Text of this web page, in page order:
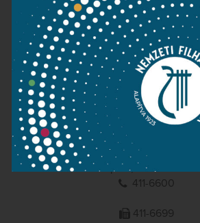
Impresszum
NEMZETI
1095 Budapest, Komor
411-6600
411-6699